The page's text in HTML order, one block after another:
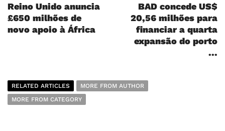
Reino Unido anuncia
£650 milhões de
novo apoio à África
BAD concede US$
20,56 milhões para
financiar a quarta
expansão do porto
...
RELATED ARTICLES
MORE FROM AUTHOR
MORE FROM CATEGORY